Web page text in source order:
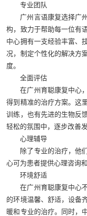
专业团队
广州言语康复选择广
构，致力于帮助每一位有
中心拥有一支经验丰富、
况，制定个性化的解决方
度。
全面评估
在广州育聪康复中心
得到精准的治疗方案。这
训练，也有先进的生物反
轻松的氛围中，逐步改善
心理辅导
除了专业的治疗，他
心可为患者提供心理咨询
环境舒适
在广州育聪康复中心
的环境温馨、舒适，设备
暖和专业的治疗。同时，